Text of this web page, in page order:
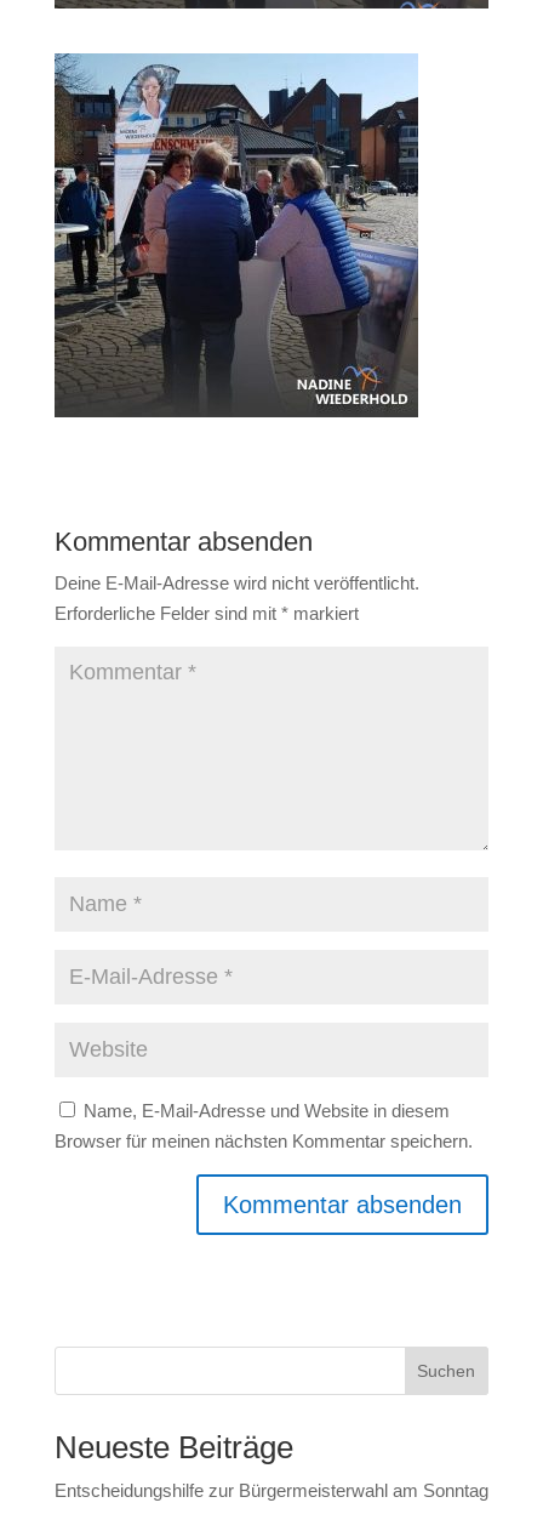
Kommentar absenden
Deine E-Mail-Adresse wird nicht veröffentlicht.
Erforderliche Felder sind mit *markiert
Name, E-Mail-Adresse und Website in diesem
Browser für meinen nächsten Kommentar speichern.
Suchen
Neueste Beiträge
Entscheidungshilfe zur Bürgermeisterwahl am Sonntag